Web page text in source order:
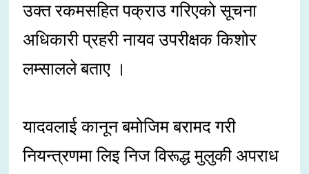
उक्त रकमसहित पक्राउ गरिएको सूचना
अधिकारी प्रहरी नायव उपरीक्षक किशोर
लम्सालले बताए ।
यादवलाई कानून बमोजिम बरामद गरी
नियन्त्रणमा लिइ निज विरूद्ध मुलुकी अपराध